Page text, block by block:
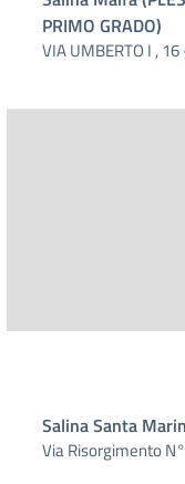
PRIMO GRADO)
VIA UMBERTO I ,
Salina Santa
Via Risorgimento